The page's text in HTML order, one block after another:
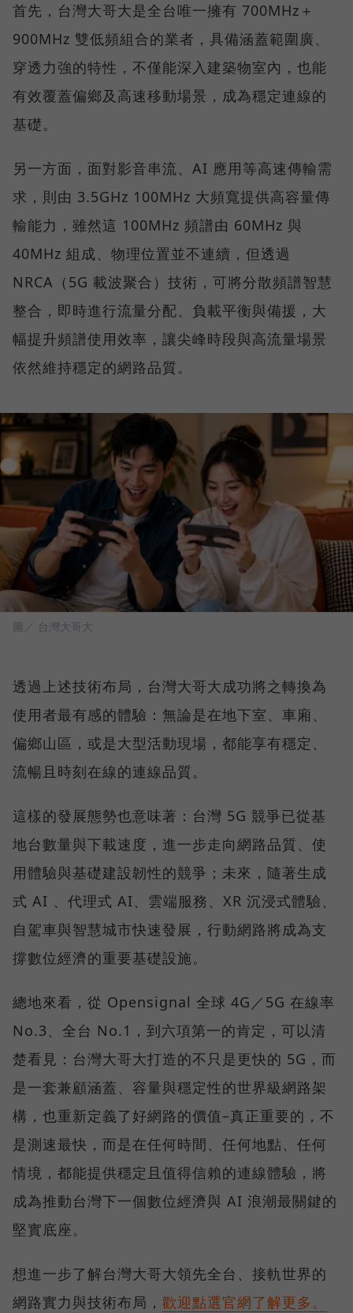
首先，台灣大哥大是全台唯一擁有 700MHz＋
900MHz 雙低頻組合的業者，具備涵蓋範圍廣、
穿透力強的特性，不僅能深入建築物室內，也能
有效覆蓋偏鄉及高速移動場景，成為穩定連線的
基礎。
另一方面，面對影音串流、AI 應用等高速傳輸需
求，則由 3.5GHz 100MHz 大頻寬提供高容量傳
輸能力，雖然這 100MHz 頻譜由 60MHz 與
40MHz 組成、物理位置並不連續，但透過
NRCA（5G 載波聚合）技術，可將分散頻譜智慧
整合，即時進行流量分配、負載平衡與備援，大
幅提升頻譜使用效率，讓尖峰時段與高流量場景
依然維持穩定的網路品質。
圖／ 台灣大哥大
透過上述技術布局，台灣大哥大成功將之轉換為
使用者最有感的體驗：無論是在地下室、車廂、
偏鄉山區，或是大型活動現場，都能享有穩定、
流暢且時刻在線的連線品質。
這樣的發展態勢也意味著：台灣 5G 競爭已從基
地台數量與下載速度，進一步走向網路品質、使
用體驗與基礎建設韌性的競爭；未來，隨著生成
式 AI 、代理式 AI、雲端服務、XR 沉浸式體驗、
自駕車與智慧城市快速發展，行動網路將成為支
撐數位經濟的重要基礎設施。
總地來看，從 Opensignal 全球 4G／5G 在線率
No.3、全台 No.1，到六項第一的肯定，可以清
楚看見：台灣大哥大打造的不只是更快的 5G，而
是一套兼顧涵蓋、容量與穩定性的世界級網路架
構，也重新定義了好網路的價值–真正重要的，不
是測速最快，而是在任何時間、任何地點、任何
情境，都能提供穩定且值得信賴的連線體驗，將
成為推動台灣下一個數位經濟與 AI 浪潮最關鍵的
堅實底座。
想進一步了解台灣大哥大領先全台、接軌世界的
網路實力與技術布局， 歡迎點選官網了解更多。